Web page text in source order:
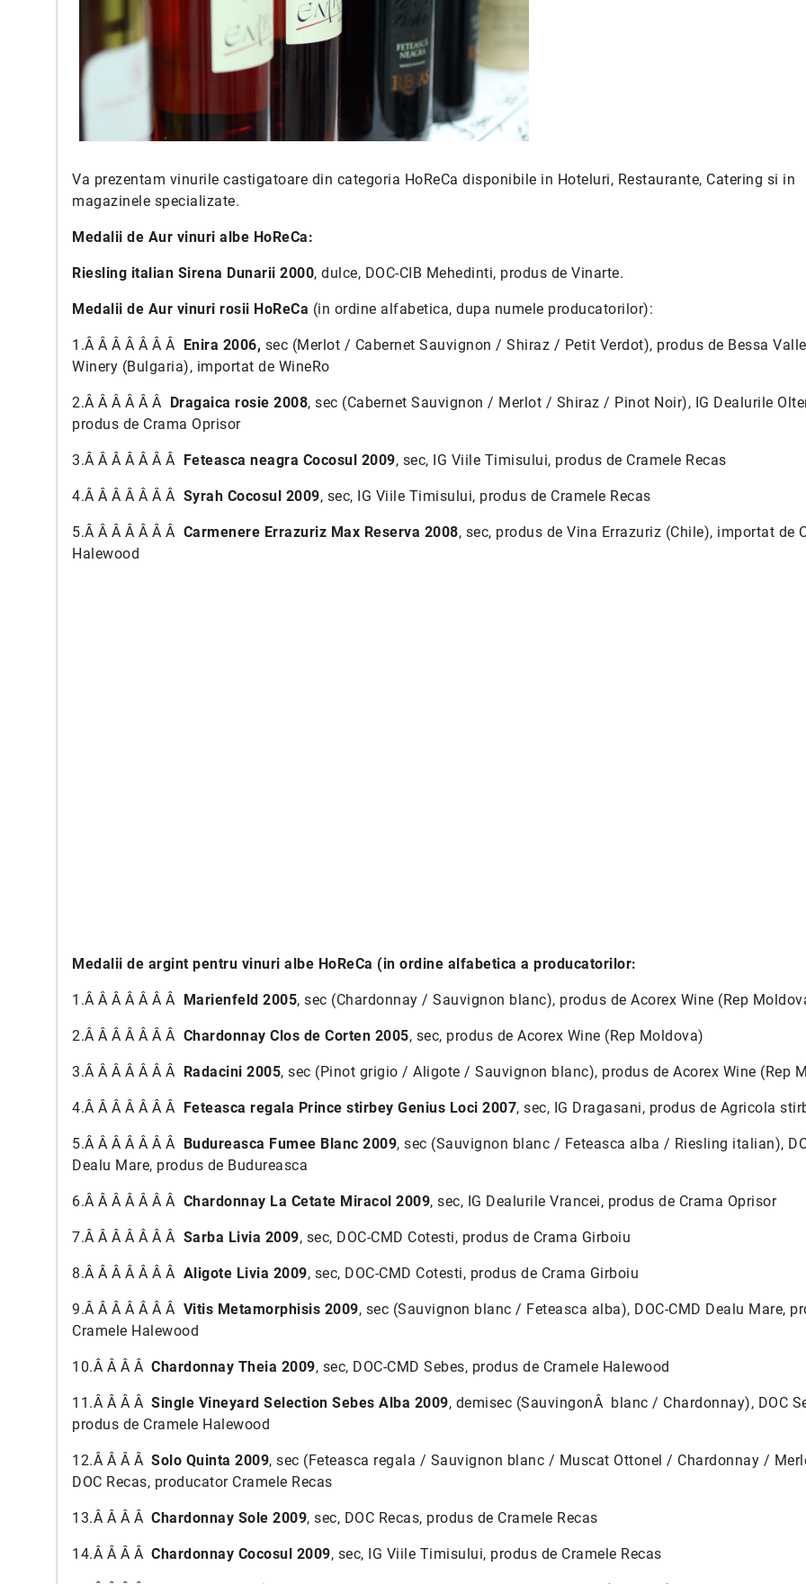
Va prezentam vinurile castigatoare din categoria HoReCa disponibile in Hoteluri, Restaurante, Catering si in
magazinele specializate.
Medalii de Aur vinuri albe HoReCa:
Riesling italian Sirena Dunarii 2000, dulce, DOC-CIB Mehedinti, produs de Vinarte.
Medalii de Aur vinuri rosii HoReCa (in ordine alfabetica, dupa numele producatorilor):
1.Â Â Â Â Â Â Â Enira 2006, sec (Merlot / Cabernet Sauvignon / Shiraz / Petit Verdot), produs de Bessa
Winery (Bulgaria), importat de WineRo
2.Â Â Â Â Â Â Dragaica rosie 2008, sec (Cabernet Sauvignon / Merlot / Shiraz / Pinot Noir), IG Dealurile
produs de Crama Oprisor
3.Â Â Â Â Â Â Â Feteasca neagra Cocosul 2009, sec, IG Viile Timisului, produs de Cramele Recas
4.Â Â Â Â Â Â Â Syrah Cocosul 2009, sec, IG Viile Timisului, produs de Cramele Recas
5.Â Â Â Â Â Â Â Carmenere Errazuriz Max Reserva 2008, sec, produs de Vina Errazuriz (Chile), importat de
Halewood
Medalii de argint pentru vinuri albe HoReCa (in ordine alfabetica a producatorilor:
1.Â Â Â Â Â Â Â Marienfeld 2005, sec (Chardonnay / Sauvignon blanc), produs de Acorex Wine (Rep
2.Â Â Â Â Â Â Â Chardonnay Clos de Corten 2005, sec, produs de Acorex Wine (Rep Moldova)
3.Â Â Â Â Â Â Â Radacini 2005, sec (Pinot grigio / Aligote / Sauvignon blanc), produs de Acorex Wine (Rep
4.Â Â Â Â Â Â Â Feteasca regala Prince stirbey Genius Loci 2007, sec, IG Dragasani, produs de Agricola
5.Â Â Â Â Â Â Â Budureasca Fumee Blanc 2009, sec (Sauvignon blanc / Feteasca alba / Riesling italian),
Dealu Mare, produs de Budureasca
6.Â Â Â Â Â Â Â Chardonnay La Cetate Miracol 2009, sec, IG Dealurile Vrancei, produs de Crama Oprisor
7.Â Â Â Â Â Â Â Sarba Livia 2009, sec, DOC-CMD Cotesti, produs de Crama Girboiu
8.Â Â Â Â Â Â Â Aligote Livia 2009, sec, DOC-CMD Cotesti, produs de Crama Girboiu
9.Â Â Â Â Â Â Â Vitis Metamorphisis 2009, sec (Sauvignon blanc / Feteasca alba), DOC-CMD Dealu Mare,
Cramele Halewood
10.Â Â Â Â Chardonnay Theia 2009, sec, DOC-CMD Sebes, produs de Cramele Halewood
11.Â Â Â Â Single Vineyard Selection Sebes Alba 2009, demisec (SauvingonÂ blanc / Chardonnay), DOC
produs de Cramele Halewood
12.Â Â Â Â Solo Quinta 2009, sec (Feteasca regala / Sauvignon blanc / Muscat Ottonel / Chardonnay /
DOC Recas, producator Cramele Recas
13.Â Â Â Â Chardonnay Sole 2009, sec, DOC Recas, produs de Cramele Recas
14.Â Â Â Â Chardonnay Cocosul 2009, sec, IG Viile Timisului, produs de Cramele Recas